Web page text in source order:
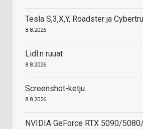
Tesla S,3,X,Y, Roadster ja
8.8.2026
Lidl:n ruuat
8.8.2026
Screenshot-ketju
8.8.2026
NVIDIA GeForce RTX 5090/